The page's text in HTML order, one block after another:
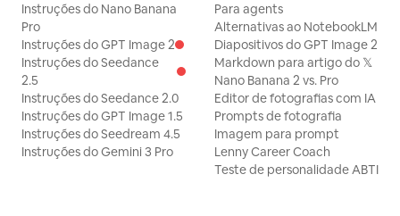
Instruções do Nano Banana
Pro
Instruções do GPT Image 2
Instruções do Seedance
2.5
Instruções do Seedance 2.0
Instruções do GPT Image 1.5
Instruções do Seedream 4.5
Instruções do Gemini 3 Pro
Para agents
Alternativas ao NotebookLM
Diapositivos do GPT Image 2
Markdown para artigo do 𝕏
Nano Banana 2 vs. Pro
Editor de fotografias com IA
Prompts de fotografia
Imagem para prompt
Lenny Career Coach
Teste de personalidade ABTI